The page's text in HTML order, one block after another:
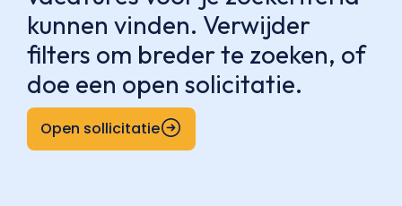
kunnen vinden. Verwijder
filters om breder te zoeken, of
doe een open solicitatie.
Open sollicitatie